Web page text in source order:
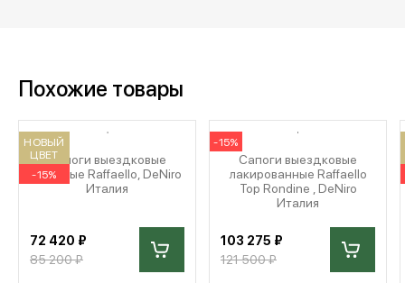
Похожие товары
НОВЫЙ
ЦВЕТ
-15%
Сапоги выездковые
матовые Raffaello, DeNiro
Италия
72 420 ₽
85 200 ₽
-15%
Сапоги выездковые
лакированные Raffaello
Top Rondine , DeNiro
Италия
103 275 ₽
121 500 ₽